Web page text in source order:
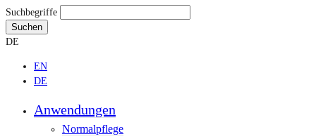
Suchbegriffe
Suchen
DE
EN
DE
Anwendungen
Normalpflege